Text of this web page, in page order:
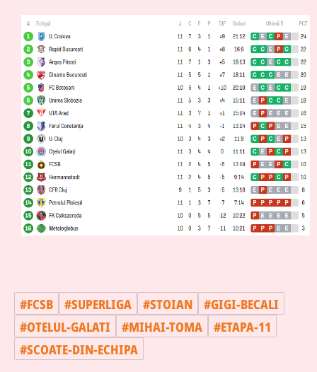
#FCSB #SUPERLIGA #STOIAN #GIGI-BECALI
#OTELUL-GALATI #MIHAI-TOMA #ETAPA-11
#SCOATE-DIN-ECHIPA